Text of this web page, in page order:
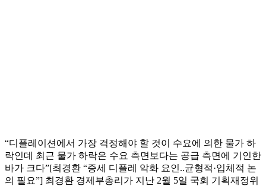
“디플레이션에서 가장 걱정해야 할 것이 수요에 의한 물가 하
락인데 최근 물가 하락은 수요 측면보다는 공급 측면에 기인한
바가 크다”[최경환 “증세 디플레 악화 요인..균형적·입체적 논
의 필요”] 최경환 경제부총리가 지난 2월 5일 국회 기획재정위